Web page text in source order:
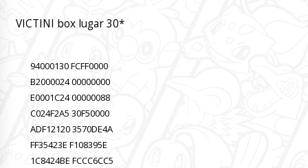
VICTINI box lugar 30*
94000130 FCFF0000
B2000024 00000000
E0001C24 00000088
C024F2A5 30F50000
ADF12120 3570DE4A
FF35423E F108395E
1C8424BE FCCC6CC5